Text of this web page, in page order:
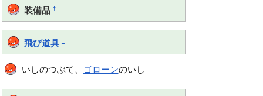
装備品 †
飛び道具 †
いしのつぶて、 ゴローンのいし